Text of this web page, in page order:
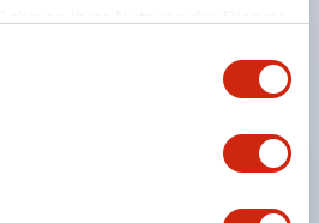
verfügbar, darunter mit
und Schlüsselschalter.